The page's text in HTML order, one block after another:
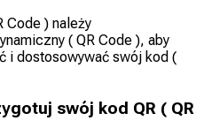
Code ) należy
( QR Code ), aby
i dostosowywać swój kod (
swój kod QR ( QR